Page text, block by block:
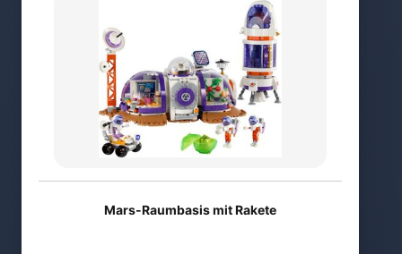
Mars-Raumbasis mit Rakete